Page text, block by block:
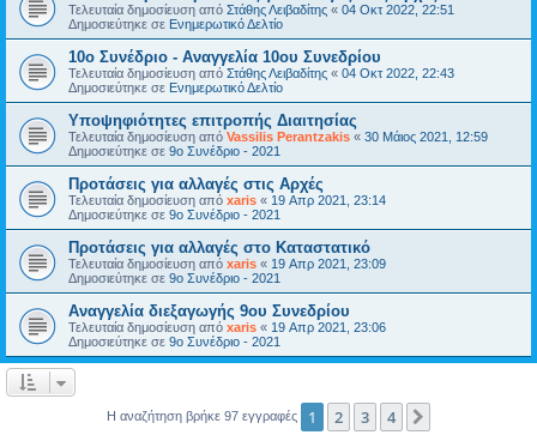
Τελευταία δημοσίευση από Στάθης Λειβαδίτης « 04 Οκτ 2022, 22:51
Δημοσιεύτηκε σε Ενημερωτικό Δελτίο
10ο Συνέδριο - Αναγγελία 10ου Συνεδρίου
Τελευταία δημοσίευση από Στάθης Λειβαδίτης « 04 Οκτ 2022, 22:43
Δημοσιεύτηκε σε Ενημερωτικό Δελτίο
Υποψηφιότητες επιτροπής Διαιτησίας
Τελευταία δημοσίευση από Vassilis Perantzakis « 30 Μάιος 2021, 12:59
Δημοσιεύτηκε σε 9ο Συνέδριο - 2021
Προτάσεις για αλλαγές στις Αρχές
Τελευταία δημοσίευση από xaris « 19 Απρ 2021, 23:14
Δημοσιεύτηκε σε 9ο Συνέδριο - 2021
Προτάσεις για αλλαγές στο Καταστατικό
Τελευταία δημοσίευση από xaris « 19 Απρ 2021, 23:09
Δημοσιεύτηκε σε 9ο Συνέδριο - 2021
Αναγγελία διεξαγωγής 9ου Συνεδρίου
Τελευταία δημοσίευση από xaris « 19 Απρ 2021, 23:06
Δημοσιεύτηκε σε 9ο Συνέδριο - 2021
Η αναζήτηση βρήκε 97 εγγραφές 1 2 3 4